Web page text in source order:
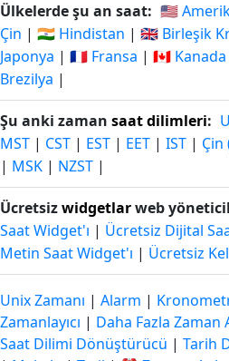
Ülkelerde şu an saat: 🇺🇸
Çin | 🇮🇳 Hindistan | 🇬🇧 Birleşik
Japonya | 🇫🇷 Fransa | 🇨🇦 Kanada
Brezilya |
Şu anki zaman saat dilimleri:
MST | CST | EST | EET | IST | Çin
| MSK | NZST |
Ücretsizwidgetlarweb
Saat Widget'ı | Ücretsiz Dijital
Metin Saat Widget'ı | Ücretsiz
Unix Zamanı | Alarm |
Zamanlayıcı | Daha Fazla Zaman
Saat Dilimi Dönüştürücü | Tarih